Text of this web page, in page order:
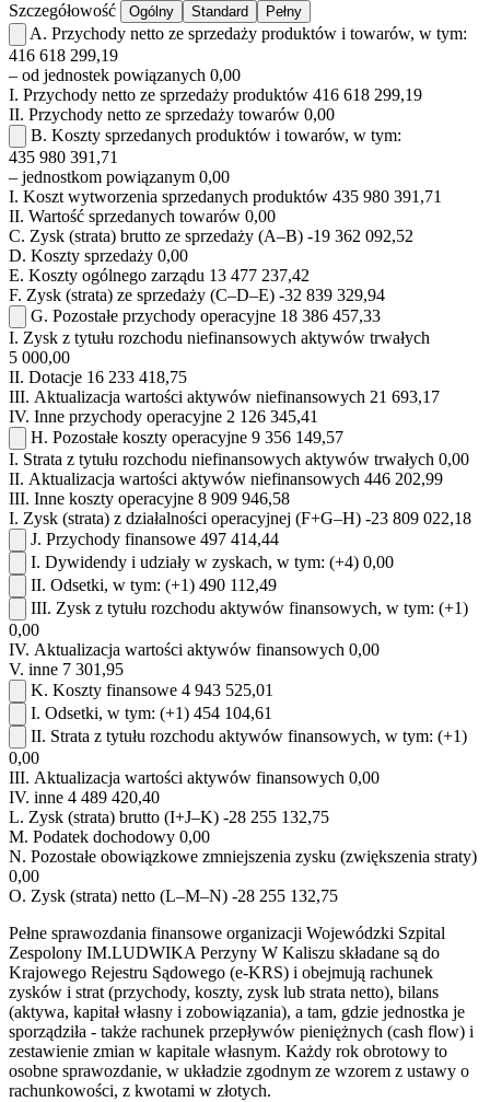
Szczegółowość Ogólny Standard Pełny
A. Przychody netto ze sprzedaży produktów i towarów, w tym:
416 618 299,19
– od jednostek powiązanych 0,00
I. Przychody netto ze sprzedaży produktów 416 618 299,19
II. Przychody netto ze sprzedaży towarów 0,00
B. Koszty sprzedanych produktów i towarów, w tym:
435 980 391,71
– jednostkom powiązanym 0,00
I. Koszt wytworzenia sprzedanych produktów 435 980 391,71
II. Wartość sprzedanych towarów 0,00
C. Zysk (strata) brutto ze sprzedaży (A–B) -19 362 092,52
D. Koszty sprzedaży 0,00
E. Koszty ogólnego zarządu 13 477 237,42
F. Zysk (strata) ze sprzedaży (C–D–E) -32 839 329,94
G. Pozostałe przychody operacyjne 18 386 457,33
I. Zysk z tytułu rozchodu niefinansowych aktywów trwałych
5 000,00
II. Dotacje 16 233 418,75
III. Aktualizacja wartości aktywów niefinansowych 21 693,17
IV. Inne przychody operacyjne 2 126 345,41
H. Pozostałe koszty operacyjne 9 356 149,57
I. Strata z tytułu rozchodu niefinansowych aktywów trwałych 0,00
II. Aktualizacja wartości aktywów niefinansowych 446 202,99
III. Inne koszty operacyjne 8 909 946,58
I. Zysk (strata) z działalności operacyjnej (F+G–H) -23 809 022,18
J. Przychody finansowe 497 414,44
I. Dywidendy i udziały w zyskach, w tym: (+4) 0,00
II. Odsetki, w tym: (+1) 490 112,49
III. Zysk z tytułu rozchodu aktywów finansowych, w tym: (+1)
0,00
IV. Aktualizacja wartości aktywów finansowych 0,00
V. inne 7 301,95
K. Koszty finansowe 4 943 525,01
I. Odsetki, w tym: (+1) 454 104,61
II. Strata z tytułu rozchodu aktywów finansowych, w tym: (+1)
0,00
III. Aktualizacja wartości aktywów finansowych 0,00
IV. inne 4 489 420,40
L. Zysk (strata) brutto (I+J–K) -28 255 132,75
M. Podatek dochodowy 0,00
N. Pozostałe obowiązkowe zmniejszenia zysku (zwiększenia straty)
0,00
O. Zysk (strata) netto (L–M–N) -28 255 132,75
Pełne sprawozdania finansowe organizacji Wojewódzki Szpital
Zespolony IM.LUDWIKA Perzyny W Kaliszu składane są do
Krajowego Rejestru Sądowego (e-KRS) i obejmują rachunek
zysków i strat (przychody, koszty, zysk lub strata netto), bilans
(aktywa, kapitał własny i zobowiązania), a tam, gdzie jednostka je
sporządziła - także rachunek przepływów pieniężnych (cash flow) i
zestawienie zmian w kapitale własnym. Każdy rok obrotowy to
osobne sprawozdanie, w układzie zgodnym ze wzorem z ustawy o
rachunkowości, z kwotami w złotych.